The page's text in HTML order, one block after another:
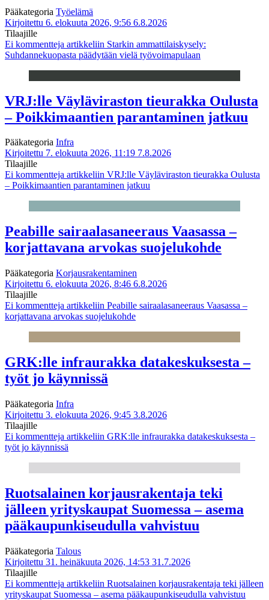
Pääkategoria Työelämä
Kirjoitettu 6. elokuuta 2026, 9:56 6.8.2026
Tilaajille
Ei kommentteja artikkeliin Starkin ammattilaiskysely:
Suhdannekuopasta päädytään vielä työvoimapulaan
VRJ:lle Väyläviraston tieurakka Oulusta
– Poikkimaantien parantaminen jatkuu
Pääkategoria Infra
Kirjoitettu 7. elokuuta 2026, 11:19 7.8.2026
Tilaajille
Ei kommentteja artikkeliin VRJ:lle Väyläviraston tieurakka Oulusta
– Poikkimaantien parantaminen jatkuu
Peabille sairaalasaneeraus Vaasassa –
korjattavana arvokas suojelukohde
Pääkategoria Korjausrakentaminen
Kirjoitettu 6. elokuuta 2026, 8:46 6.8.2026
Tilaajille
Ei kommentteja artikkeliin Peabille sairaalasaneeraus Vaasassa –
korjattavana arvokas suojelukohde
GRK:lle infraurakka datakeskuksesta –
työt jo käynnissä
Pääkategoria Infra
Kirjoitettu 3. elokuuta 2026, 9:45 3.8.2026
Tilaajille
Ei kommentteja artikkeliin GRK:lle infraurakka datakeskuksesta –
työt jo käynnissä
Ruotsalainen korjausrakentaja teki
jälleen yrityskaupat Suomessa – asema
pääkaupunkiseudulla vahvistuu
Pääkategoria Talous
Kirjoitettu 31. heinäkuuta 2026, 14:53 31.7.2026
Tilaajille
Ei kommentteja artikkeliin Ruotsalainen korjausrakentaja teki jälleen
yrityskaupat Suomessa – asema pääkaupunkiseudulla vahvistuu